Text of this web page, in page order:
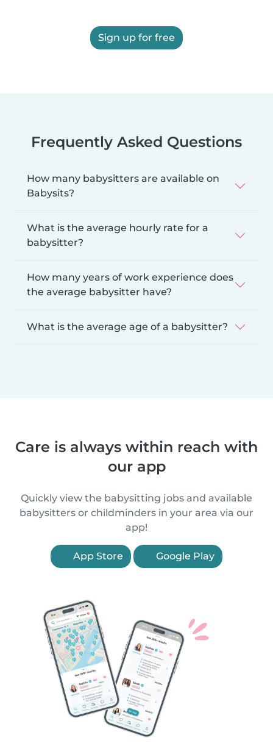
Sign up for free
Frequently Asked Questions
How many babysitters are available on
Babysits?
What is the average hourly rate for a
babysitter?
How many years of work experience does
the average babysitter have?
What is the average age of a babysitter?
Care is always within reach with
our app
Quickly view the babysitting jobs and available
babysitters or childminders in your area via our
app!
App Store Google Play